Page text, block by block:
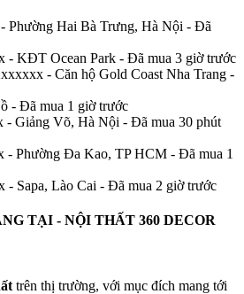
- Phường Hai Bà Trưng, Hà Nội - Đã
- KĐT Ocean Park - Đã mua 3 giờ trước
- Căn hộ Gold Coast Nha Trang -
- Đã mua 1 giờ trước
- Giảng Võ, Hà Nội - Đã mua 30 phút
- Phường Đa Kao, TP HCM - Đã mua 1
- Sapa, Lào Cai - Đã mua 2 giờ trước
TẠI - NỘI THẤT 360 DECOR
trên thị trường, với mục đích mang tới